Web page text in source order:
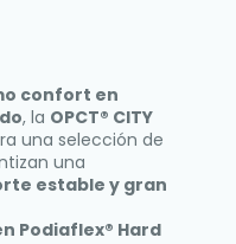
confort en
, la OPCT® CITY
una selección de
una
estable y gran
Podiaflex® Hard